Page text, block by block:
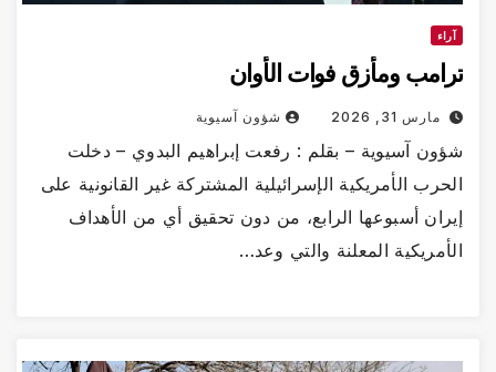
آراء
ترامب ومأزق فوات الأوان
مارس 31, 2026 شؤون آسيوية
شؤون آسيوية – بقلم : رفعت إبراهيم البدوي – دخلت
الحرب الأمريكية الإسرائيلية المشتركة غير القانونية على
إيران أسبوعها الرابع، من دون تحقيق أي من الأهداف
الأمريكية المعلنة والتي وعد…